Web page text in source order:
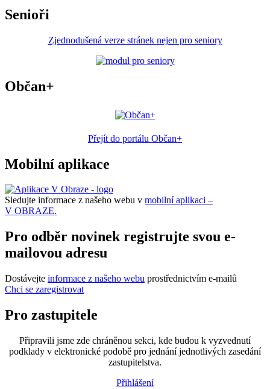
Senioři
Zjednodušená verze stránek nejen pro seniory
Občan+
Přejít do portálu Občan+
Mobilní aplikace
Sledujte informace z našeho webu v mobilní aplikaci –
V OBRAZE.
Pro odběr novinek registrujte svou e-
mailovou adresu
Dostávejte informace z našeho webu prostřednictvím e-mailů
Chci se zaregistrovat
Pro zastupitele
Připravili jsme zde chráněnou sekci, kde budou k vyzvednutí
podklady v elektronické podobě pro jednání jednotlivých zasedání
zastupitelstva.
Přihlášení